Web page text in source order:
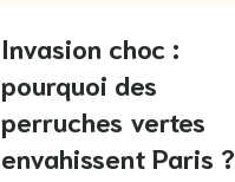
Invasion choc :
pourquoi des
perruches vertes
envahissent Paris ?